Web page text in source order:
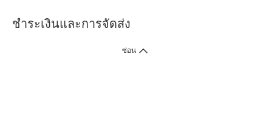
ชำระเงินและการจัดส่ง
ซ่อน